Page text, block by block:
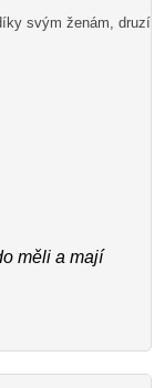
svým ženám, druzí
měli a mají